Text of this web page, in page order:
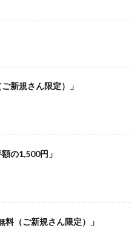
新規さん限定）」
の1,500円」
料（ご新規さん限定）」